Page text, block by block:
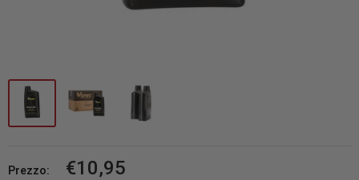
Prezzo:
Prezzo
€10,95